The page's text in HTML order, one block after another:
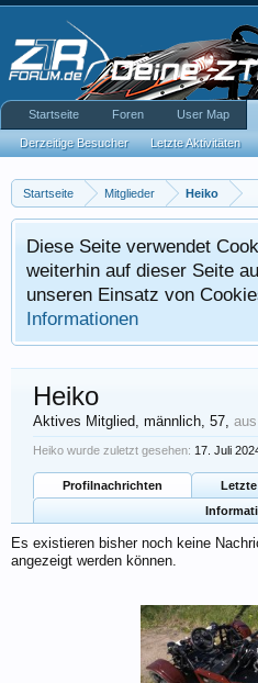
Startseite Mitglieder Heiko
Diese Seite verwendet
weiterhin auf dieser Seite
unseren Einsatz von
Informationen
Heiko
Aktives Mitglied, männlich, 57, aus
Heiko wurde zuletzt gesehen: 17. Juli
Profilnachrichten
Es existieren bisher noch keine
angezeigt werden können.
Startseite Foren User Map
Derzeitige Besucher Letzte Aktivitäten